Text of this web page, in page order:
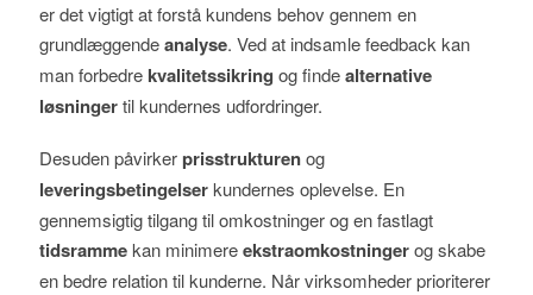
er det vigtigt at forstå kundens behov gennem en
grundlæggendeanalyse. Ved at indsamle feedback kan
man forbedre kvalitetssikring og findealternative
løsningertil kundernes udfordringer.
Desuden påvirkerprisstrukturenog
leveringsbetingelserkundernes oplevelse. En
gennemsigtig tilgang til omkostninger og en fastlagt
tidsrammekan minimereekstraomkostningerog skabe
en bedre relation til kunderne. Når virksomheder prioriterer